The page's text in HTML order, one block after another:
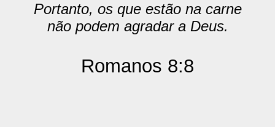
Portanto, os que estão na carne
não podem agradar a Deus.
Romanos 8:8